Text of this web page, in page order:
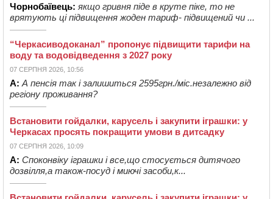
Чорнобаївець: якщо гривня піде в круте піке, то не
врятують ці підвищення жоден тариф- підвищений чи ...
“Черкасиводоканал” пропонує підвищити тарифи на
воду та водовідведення з 2027 року
07 СЕРПНЯ 2026, 10:56
А: А пенсія так і залишиться 2595грн./міс.незалежно від
регіону проживання?
Встановити гойдалки, карусель і закупити іграшки: у
Черкасах просять покращити умови в дитсадку
07 СЕРПНЯ 2026, 10:09
А: Споконвіку іграшки і все,що стосується дитячого
дозвілля,а також-посуд і миючі засоби,к...